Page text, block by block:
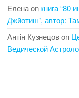
Еленаon книга “80
Джйотиш”, автор:
Антін Кузнецовon
Ведической